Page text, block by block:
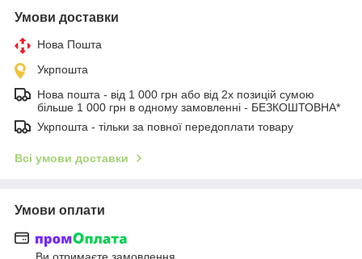
Умови доставки
Нова Пошта
Укрпошта
Нова пошта - від 1 000 грн або від 2х позицій сумою
більше 1 000 грн в одному замовленні - БЕЗКОШТОВНА*
Укрпошта - тільки за повної передоплати товару
Всі умови доставки
Умови оплати